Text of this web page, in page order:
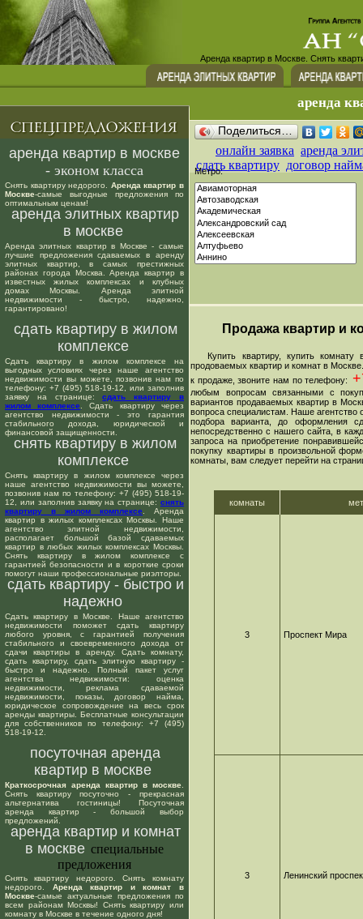
Аренда квартир в Москве. Снять
аренда
аренда квартир в москве
- эконом класса
Снять квартиру недорого. Аренда квартир в
Москве-самые выгодные предложения по
оптимальным ценам!
аренда элитных квартир
в москве
Аренда элитных квартир в Москве - самые
лучшие предложения сдаваемых в аренду
элитных квартир, в самых престижных
районах города Москва. Аренда квартир в
известных жилых комплексах и клубных
домах Москвы. Аренда элитной
недвижимости - быстро, надежно,
гарантировано!
сдать квартиру в жилом
комплексе
Сдать квартиру в жилом комплексе на
выгодных условиях через наше агентство
недвижимости вы можете, позвонив нам по
телефону: +7 (495) 518-19-12, или заполнив
заявку на странице:сдать квартиру в
жилом комплексе . Сдать квартиру через
агентство недвижимости - это гарантия
стабильного дохода, юридической и
финансовой защищенности.
снять квартиру в жилом
комплексе
Снять квартиру в жилом комплексе через
наше агентство недвижимости вы можете,
позвонив нам по телефону: +7 (495) 518-19-
12, или заполнив заявку на странице: снять
квартиру в жилом комплексе . Аренда
квартир в жилых комплексах Москвы. Наше
агентство элитной недвижимости,
располагает большой базой сдаваемых
квартир в любых жилых комплексах Москвы.
Снять квартиру в жилом комплексе с
гарантией безопасности и в короткие сроки
помогут наши профессиональные риэлторы.
сдать квартиру - быстро и
надежно
Сдать квартиру в Москве. Наше агентство
недвижимости поможет сдать квартиру
любого уровня, с гарантией получения
стабильного и своевременного дохода от
сдачи квартиры в аренду. Сдать комнату,
сдать квартиру, сдать элитную квартиру -
быстро и надежно. Полный пакет услуг
агентства недвижимости: оценка
недвижимости, реклама сдаваемой
недвижимости, показы, договор найма,
юридическое сопровождение на весь срок
аренды квартиры. Бесплатные консультации
для собственников по телефону: +7 (495)
518-19-12.
посуточная аренда
квартир в москве
Краткосрочная аренда квартир в москве
Снять квартиру посуточно - прекрасная
альтернатива гостиницы! Посуточная
аренда квартир - большой выбор
предложений.
аренда квартир и комнат
в москве специальные
предложения
Снять квартиру недорого. Снять комнату
недорого. Аренда квартир и комнат в
Москве-самые актуальные предложения по
всем районам Москвы! Снять квартиру или
комнату в Москве в течение одного дня!
Поделиться…
онлайн заявка аренда
сдать квартиру договор
Метро:
Продажа квартир и
Купить квартиру, купить комнату
продоваемых квартир и комнат в
к продаже, звоните нам по телефону:
любым вопросам связанными с
вариантов продаваемых квартир в
вопроса специалистам. Наше агентство
подбора варианта, до оформления
непосредственно с нашего сайта, в
запроса на приобретение
покупку квартиры в произвольной
комнаты, вам следует перейти на
комнаты
3 Проспект Мира
3 Ленинский